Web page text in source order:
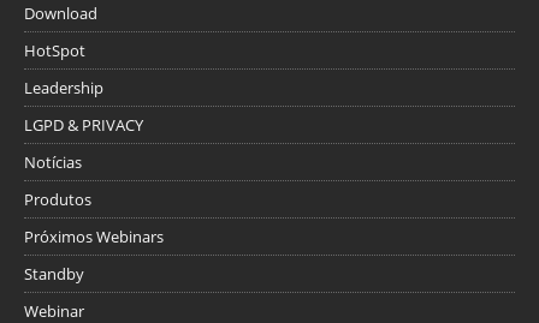
Download
HotSpot
Leadership
LGPD & PRIVACY
Notícias
Produtos
Próximos Webinars
Standby
Webinar